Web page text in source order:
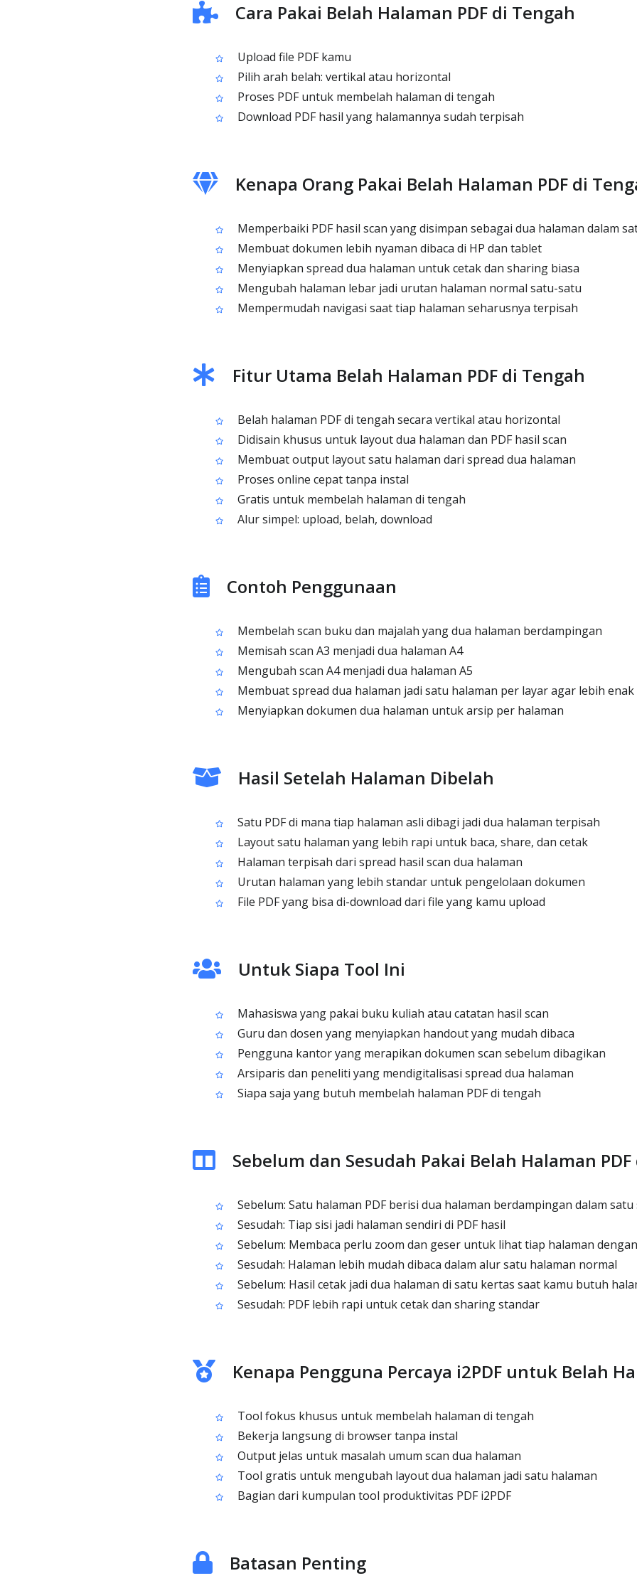
Cara Pakai Belah Halaman PDF di Tengah
Upload file PDF kamu
Pilih arah belah: vertikal atau horizontal
Proses PDF untuk membelah halaman di tengah
Download PDF hasil yang halamannya sudah terpisah
Kenapa Orang Pakai Belah Halaman PDF di
Memperbaiki PDF hasil scan yang disimpan sebagai dua halaman dalam
Membuat dokumen lebih nyaman dibaca di HP dan tablet
Menyiapkan spread dua halaman untuk cetak dan sharing biasa
Mengubah halaman lebar jadi urutan halaman normal satu-satu
Mempermudah navigasi saat tiap halaman seharusnya terpisah
Fitur Utama Belah Halaman PDF di Tengah
Belah halaman PDF di tengah secara vertikal atau horizontal
Didisain khusus untuk layout dua halaman dan PDF hasil scan
Membuat output layout satu halaman dari spread dua halaman
Proses online cepat tanpa instal
Gratis untuk membelah halaman di tengah
Alur simpel: upload, belah, download
Contoh Penggunaan
Membelah scan buku dan majalah yang dua halaman berdampingan
Memisah scan A3 menjadi dua halaman A4
Mengubah scan A4 menjadi dua halaman A5
Membuat spread dua halaman jadi satu halaman per layar agar lebih enak
Menyiapkan dokumen dua halaman untuk arsip per halaman
Hasil Setelah Halaman Dibelah
Satu PDF di mana tiap halaman asli dibagi jadi dua halaman terpisah
Layout satu halaman yang lebih rapi untuk baca, share, dan cetak
Halaman terpisah dari spread hasil scan dua halaman
Urutan halaman yang lebih standar untuk pengelolaan dokumen
File PDF yang bisa di-download dari file yang kamu upload
Untuk Siapa Tool Ini
Mahasiswa yang pakai buku kuliah atau catatan hasil scan
Guru dan dosen yang menyiapkan handout yang mudah dibaca
Pengguna kantor yang merapikan dokumen scan sebelum dibagikan
Arsiparis dan peneliti yang mendigitalisasi spread dua halaman
Siapa saja yang butuh membelah halaman PDF di tengah
Sebelum dan Sesudah Pakai Belah Halaman
Sebelum: Satu halaman PDF berisi dua halaman berdampingan dalam satu
Sesudah: Tiap sisi jadi halaman sendiri di PDF hasil
Sebelum: Membaca perlu zoom dan geser untuk lihat tiap halaman
Sesudah: Halaman lebih mudah dibaca dalam alur satu halaman normal
Sebelum: Hasil cetak jadi dua halaman di satu kertas saat kamu butuh
Sesudah: PDF lebih rapi untuk cetak dan sharing standar
Kenapa Pengguna Percaya i2PDF untuk Belah
Tool fokus khusus untuk membelah halaman di tengah
Bekerja langsung di browser tanpa instal
Output jelas untuk masalah umum scan dua halaman
Tool gratis untuk mengubah layout dua halaman jadi satu halaman
Bagian dari kumpulan tool produktivitas PDF i2PDF
Batasan Penting